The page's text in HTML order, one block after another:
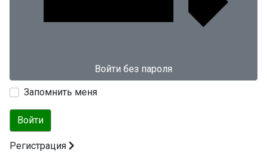
Войти без пароля
Запомнить меня
Войти
Регистрация